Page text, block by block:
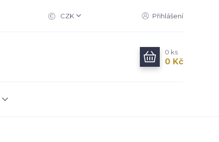
CZK Přihlášení
0 ks
0 Kč